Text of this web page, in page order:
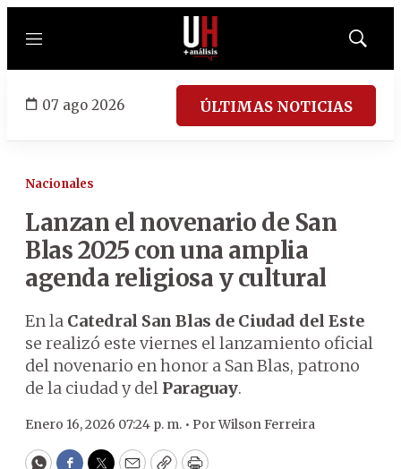
Menú
Mostrar
07 ago 2026 ÚLTIMAS NOTICIAS
Nacionales
Lanzan el novenario de San
Blas 2025 con una amplia
agenda religiosa y cultural
En la Catedral San Blas de Ciudad del Este
se realizó este viernes el lanzamiento oficial
del novenario en honor a San Blas, patrono
de la ciudad y del Paraguay.
Enero 16, 2026 07:24 p. m. • PorWilson Ferreira